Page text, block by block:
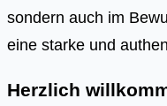
sondern auch im
eine starke und
Herzlich